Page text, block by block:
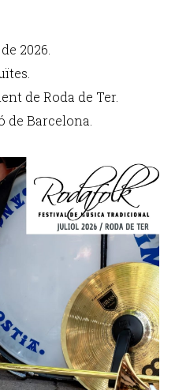
2026.
de Roda de Ter.
de Barcelona.